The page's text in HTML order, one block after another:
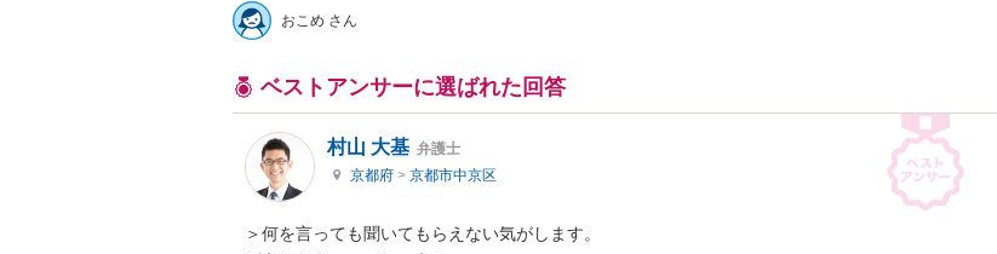
おこめ さん
ベストアンサーに選ばれた回答
村山 大基 弁護士
京都府 > 京都市中京区
＞何を言っても聞いてもらえない気がします。